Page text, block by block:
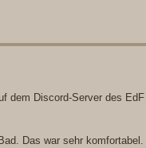
dem Discord-Server des
Das war sehr